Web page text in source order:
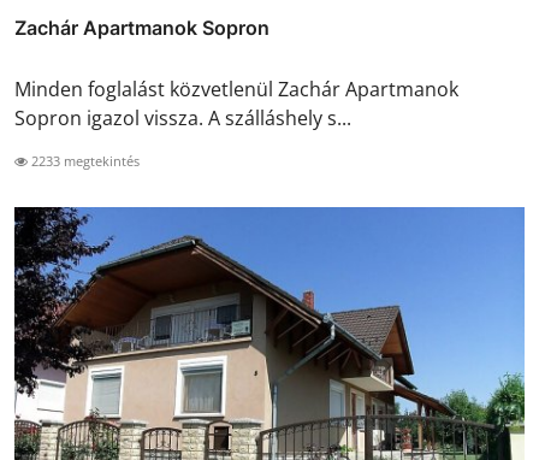
Zachár Apartmanok Sopron
Minden foglalást közvetlenül Zachár Apartmanok
Sopron igazol vissza. A szálláshely s...
2233 megtekintés